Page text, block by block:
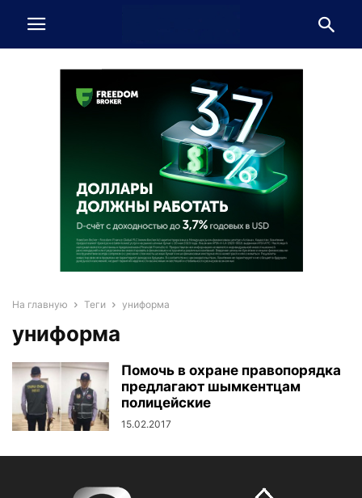
На главную Теги униформа
униформа
Помочь в охране правопорядка
предлагают шымкентцам
полицейские
15.02.2017